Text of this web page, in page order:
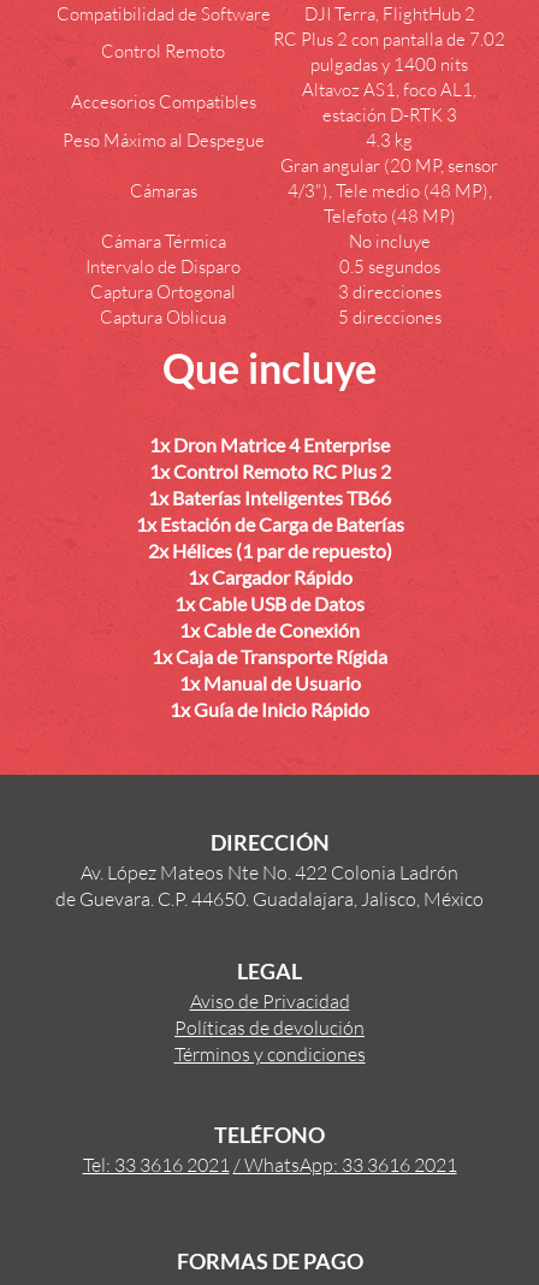
Compatibilidad de Software
DJI Terra, FlightHub 2
Control Remoto
RC Plus 2 con pantalla de 7.02
pulgadas y 1400 nits
Accesorios Compatibles
Altavoz AS1, foco AL1,
estación D-RTK 3
Peso Máximo al Despegue
4.3 kg
Cámaras
Gran angular (20 MP, sensor
4/3"), Tele medio (48 MP),
Telefoto (48 MP)
Cámara Térmica
No incluye
Intervalo de Disparo
0.5 segundos
Captura Ortogonal
3 direcciones
Captura Oblicua
5 direcciones
Que incluye
1x Dron Matrice 4 Enterprise
1x Control Remoto RC Plus 2
1x Baterías Inteligentes TB66
1x Estación de Carga de Baterías
2x Hélices (1 par de repuesto)
1x Cargador Rápido
1x Cable USB de Datos
1x Cable de Conexión
1x Caja de Transporte Rígida
1x Manual de Usuario
1x Guía de Inicio Rápido
DIRECCIÓN
Av. López Mateos Nte No. 422 Colonia Ladrón
de Guevara. C.P. 44650. Guadalajara, Jalisco, México
LEGAL
Aviso de Privacidad
Políticas de devolución
Términos y condiciones
TELÉFONO
Tel: 33 3616 2021 / WhatsApp: 33 3616 2021
FORMAS DE PAGO